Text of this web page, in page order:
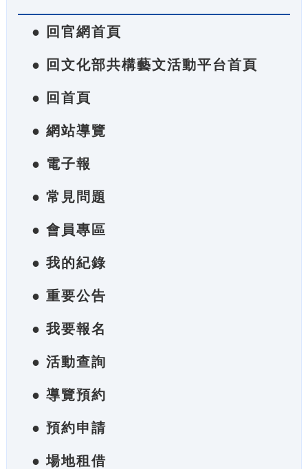
● 回官網首頁
● 回文化部共構藝文活動平台首頁
● 回首頁
● 網站導覽
● 電子報
● 常見問題
● 會員專區
● 我的紀錄
● 重要公告
● 我要報名
● 活動查詢
● 導覽預約
● 預約申請
● 場地租借